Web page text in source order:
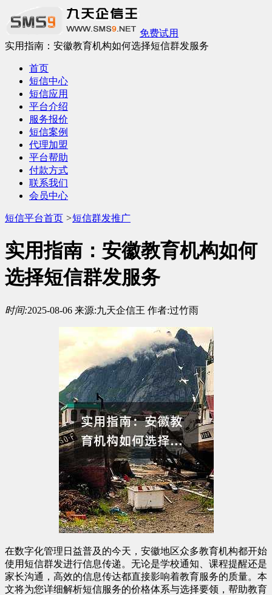
免费试用
实用指南：安徽教育机构如何选择短信群发服务
首页
短信中心
短信应用
平台介绍
服务报价
短信案例
代理加盟
平台帮助
付款方式
联系我们
会员中心
短信平台首页 >短信群发推广
实用指南：安徽教育机构如何
选择短信群发服务
时间:2025-08-06 来源:九天企信王 作者:过竹雨
在数字化管理日益普及的今天，安徽地区众多教育机构都开始
使用短信群发进行信息传递。无论是学校通知、课程提醒还是
家长沟通，高效的信息传达都直接影响着教育服务的质量。本
文将为您详细解析短信服务的价格体系与选择要领，帮助教育